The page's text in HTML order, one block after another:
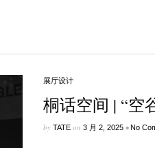
展厅设计
桐话空间 | “空
by TATEon 3 月 2, 2025 •No